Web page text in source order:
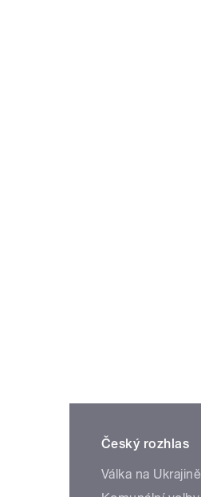
Český rozhlas
Válka na Ukrajině